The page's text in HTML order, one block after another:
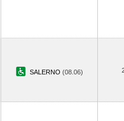
SALERNO (08.06)